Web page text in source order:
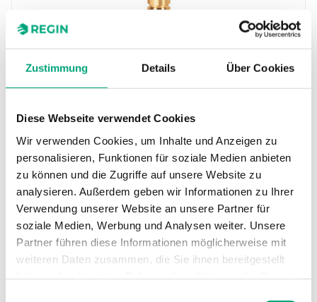
Zustimmung Details Über Cookies
Diese Webseite verwendet Cookies
Wir verwenden Cookies, um Inhalte und Anzeigen zu
personalisieren, Funktionen für soziale Medien anbieten
zu können und die Zugriffe auf unsere Website zu
analysieren. Außerdem geben wir Informationen zu Ihrer
Verwendung unserer Website an unsere Partner für
soziale Medien, Werbung und Analysen weiter. Unsere
Partner führen diese Informationen möglicherweise mit
weiteren Daten zusammen, die Sie ihnen bereitgestellt
MTRS25-10
oder Wasser-Glykol-Gemisch in Heizungs- bzw.
Lüftungsanlagen. Sie…
Nennweite
DN25